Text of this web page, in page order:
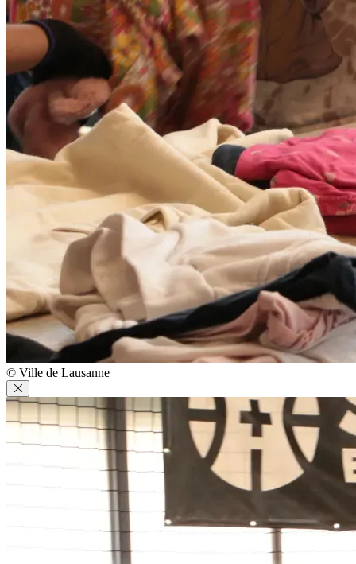
© Ville de Lausanne